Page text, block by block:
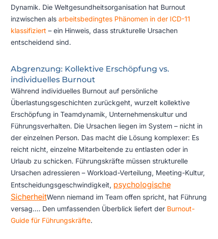
Dynamik. Die Weltgesundheitsorganisation hat Burnout
inzwischen als arbeitsbedingtes Phänomen in der ICD-11
klassifiziert – ein Hinweis, dass strukturelle Ursachen
entscheidend sind.
Abgrenzung: Kollektive Erschöpfung vs.
individuelles Burnout
Während individuelles Burnout auf persönliche
Überlastungsgeschichten zurückgeht, wurzelt kollektive
Erschöpfung in Teamdynamik, Unternehmenskultur und
Führungsverhalten. Die Ursachen liegen im System – nicht in
der einzelnen Person. Das macht die Lösung komplexer: Es
reicht nicht, einzelne Mitarbeitende zu entlasten oder in
Urlaub zu schicken. Führungskräfte müssen strukturelle
Ursachen adressieren – Workload-Verteilung, Meeting-Kultur,
Entscheidungsgeschwindigkeit, psychologische
SicherheitWenn niemand im Team offen spricht, hat Führung
versag.... Den umfassenden Überblick liefert der Burnout-
Guide für Führungskräfte.